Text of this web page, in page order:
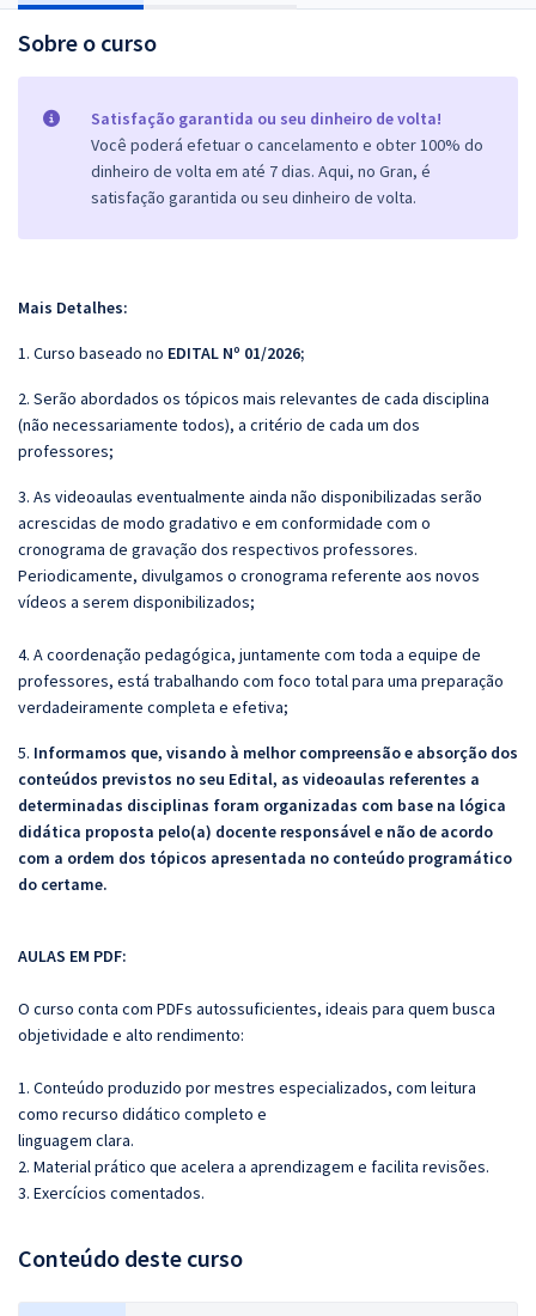
Sobre o curso
Satisfação garantida ou seu dinheiro de volta!
Você poderá efetuar o cancelamento e obter 100% do
dinheiro de volta em até 7 dias. Aqui, no Gran, é
satisfação garantida ou seu dinheiro de volta.
Mais Detalhes:
1. Curso baseado no EDITAL Nº 01/2026;
2. Serão abordados os tópicos mais relevantes de cada disciplina
(não necessariamente todos), a critério de cada um dos
professores;
3. As videoaulas eventualmente ainda não disponibilizadas serão
acrescidas de modo gradativo e em conformidade com o
cronograma de gravação dos respectivos professores.
Periodicamente, divulgamos o cronograma referente aos novos
vídeos a serem disponibilizados;
4. A coordenação pedagógica, juntamente com toda a equipe de
professores, está trabalhando com foco total para uma preparação
verdadeiramente completa e efetiva;
5. Informamos que, visando à melhor compreensão e absorção dos
conteúdos previstos no seu Edital, as videoaulas referentes a
determinadas disciplinas foram organizadas com base na lógica
didática proposta pelo(a) docente responsável e não de acordo
com a ordem dos tópicos apresentada no conteúdo programático
do certame.
AULAS EM PDF:
O curso conta com PDFs autossuficientes, ideais para quem busca
objetividade e alto rendimento:
1. Conteúdo produzido por mestres especializados, com leitura
como recurso didático completo e
linguagem clara.
2. Material prático que acelera a aprendizagem e facilita revisões.
3. Exercícios comentados.
Conteúdo deste curso